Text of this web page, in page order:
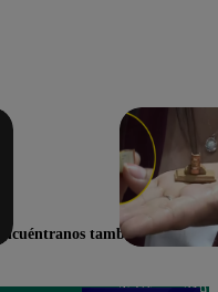
Encuéntranos también en